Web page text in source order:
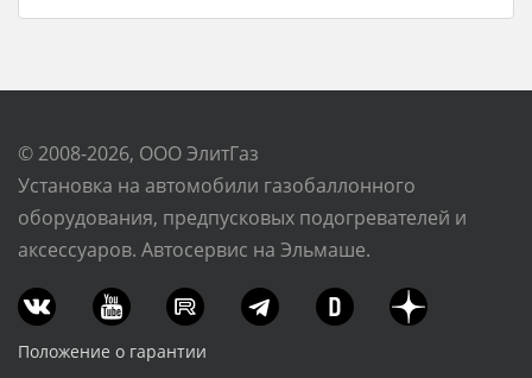
© 2008-2026, ООО ЭлитГаз
Установка на автомобили газобаллонного
оборудования, предпусковых подогревателей и
аксессуаров. Автосервис на Эльмаше.
Положение о гарантии